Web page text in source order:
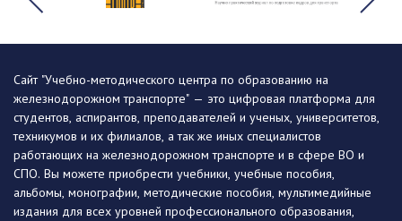
Сайт "Учебно-методического центра по образованию на
железнодорожном транспорте" — это цифровая платформа для
студентов, аспирантов, преподавателей и ученых, университетов,
техникумов и их филиалов, а так же иных специалистов
работающих на железнодорожном транспорте и в сфере ВО и
СПО. Вы можете приобрести учебники, учебные пособия,
альбомы, монографии, методические пособия, мультимедийные
издания для всех уровней профессионального образования,